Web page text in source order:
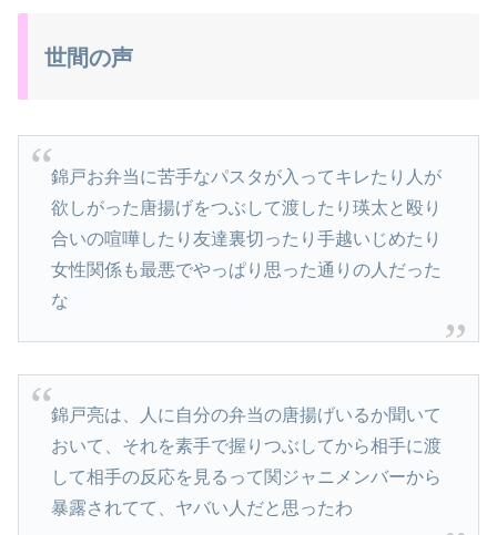
世間の声
錦戸お弁当に苦手なパスタが入ってキレたり人が
欲しがった唐揚げをつぶして渡したり瑛太と殴り
合いの喧嘩したり友達裏切ったり手越いじめたり
女性関係も最悪でやっぱり思った通りの人だった
な
錦戸亮は、人に自分の弁当の唐揚げいるか聞いて
おいて、それを素手で握りつぶしてから相手に渡
して相手の反応を見るって関ジャニメンバーから
暴露されてて、ヤバい人だと思ったわ